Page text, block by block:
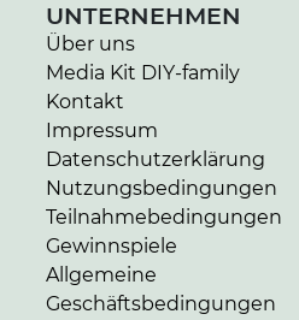
UNTERNEHMEN
Über uns
Media Kit DIY-family
Kontakt
Impressum
Datenschutzerklärung
Nutzungsbedingungen
Teilnahmebedingungen
Gewinnspiele
Allgemeine
Geschäftsbedingungen